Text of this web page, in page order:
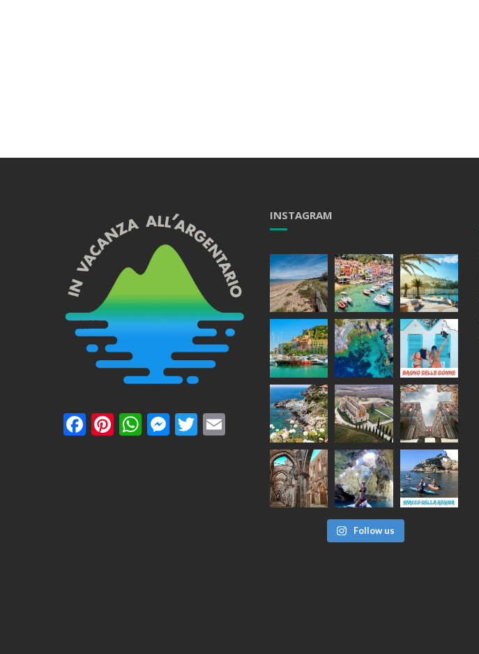
Facebook
Pinterest
WhatsApp
Messenger
Twitter
Email
INSTAGRAM
Follow us